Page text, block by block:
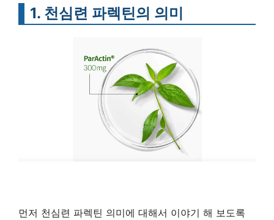
1. 천심련 파렉틴의 의미
먼저 천심련 파렉틴 의미에 대해서 이야기 해 보도록